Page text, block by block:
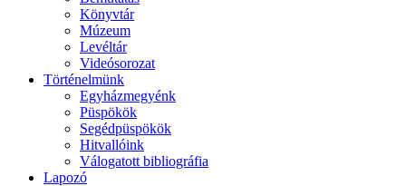
Könyvtár
Múzeum
Levéltár
Videósorozat
Történelmünk
Egyházmegyénk
Püspökök
Segédpüspökök
Hitvallóink
Válogatott bibliográfia
Lapozó